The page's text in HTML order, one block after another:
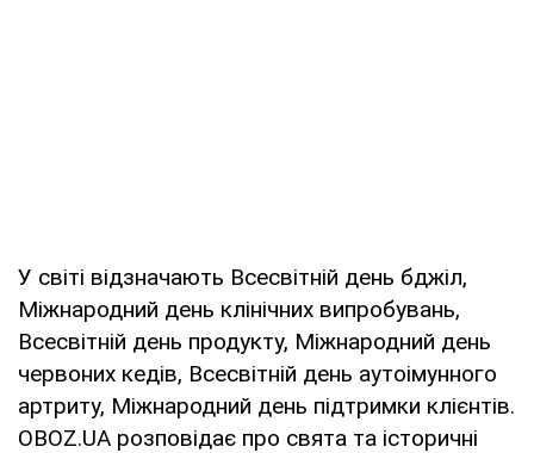
У світі відзначають Всесвітній день бджіл,
Міжнародний день клінічних випробувань,
Всесвітній день продукту, Міжнародний день
червоних кедів, Всесвітній день аутоімунного
артриту, Міжнародний день підтримки клієнтів.
OBOZ.UA розповідає про свята та історичні